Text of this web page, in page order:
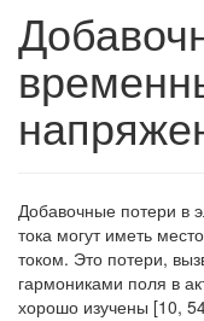
Добавочные потери в
тока могут иметь
током. Это потери,
гармониками поля в
хорошо изучены [10,